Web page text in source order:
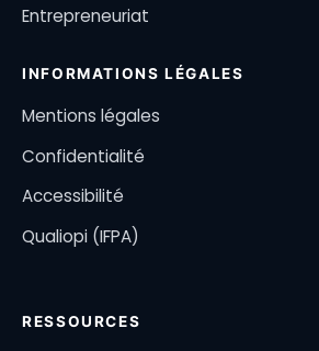
Entrepreneuriat
INFORMATIONS LÉGALES
Mentions légales
Confidentialité
Accessibilité
Qualiopi (IFPA)
RESSOURCES